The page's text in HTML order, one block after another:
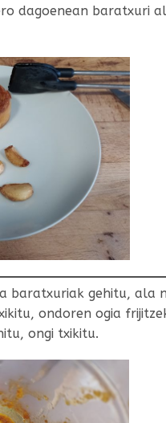
dagoenean baratxuri
baratxuriak gehitu, ala
ondoren ogia
ongi txikitu.